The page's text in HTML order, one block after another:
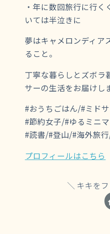
・年に数回旅行に行
いては半泣きに
夢はキャメロンディア
ること。
丁寧な暮らしとズボラ
サーの生活をお届けし
#おうちごはん/#ミド
#節約女子/#ゆるミニ
#読書/#登山/#海外旅
プロフィールはこちら
キキを